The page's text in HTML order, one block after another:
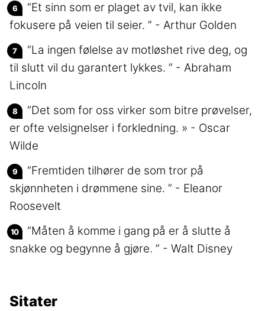
“Et sinn som er plaget av tvil, kan ikke
fokusere på veien til seier. ” - Arthur Golden
“La ingen følelse av motløshet rive deg, og
til slutt vil du garantert lykkes. ” - Abraham
Lincoln
“Det som for oss virker som bitre prøvelser,
er ofte velsignelser i forkledning. » - Oscar
Wilde
“Fremtiden tilhører de som tror på
skjønnheten i drømmene sine. ” - Eleanor
Roosevelt
“Måten å komme i gang på er å slutte å
snakke og begynne å gjøre. ” - Walt Disney
Sitater